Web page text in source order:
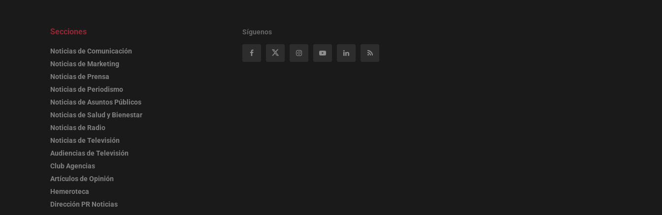
Secciones
Noticias de Comunicación
Noticias de Marketing
Noticias de Prensa
Noticias de Periodismo
Noticias de Asuntos Públicos
Noticias de Salud y Bienestar
Noticias de Radio
Noticias de Televisión
Audiencias de Televisión
Club Agencias
Artículos de Opinión
Hemeroteca
Dirección PR Noticias
Síguenos